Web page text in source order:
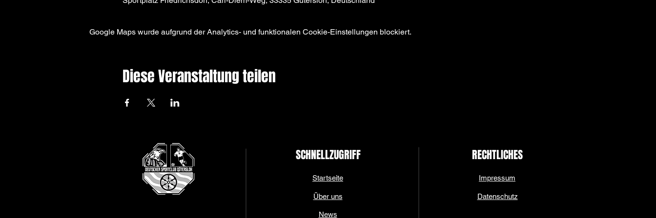
Google Maps wurde aufgrund der Analytics- und funktionalen Cookie-Einstellungen blockiert.
Diese Veranstaltung teilen
SCHNELLZUGRIFF RECHTLICHES
Startseite
Über uns
News
Impressum
Datenschutz